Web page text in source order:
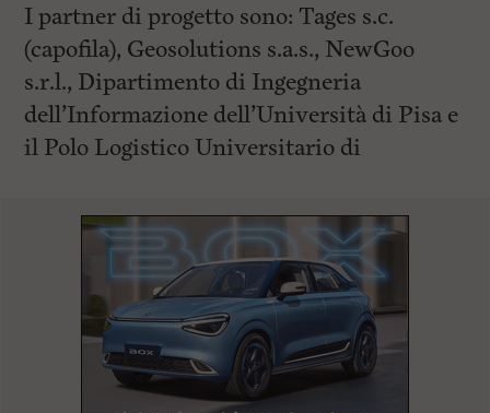
I partner di progetto sono: Tages s.c.
(capofila), Geosolutions s.a.s., NewGoo
s.r.l., Dipartimento di Ingegneria
dell’Informazione dell’Università di Pisa e
il Polo Logistico Universitario di